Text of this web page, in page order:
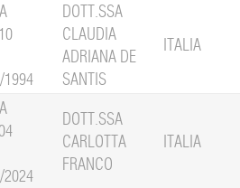
DOTT.SSA
CLAUDIA
ADRIANA DE
SANTIS
ITALIA
DOTT.SSA
CARLOTTA
FRANCO
ITALIA